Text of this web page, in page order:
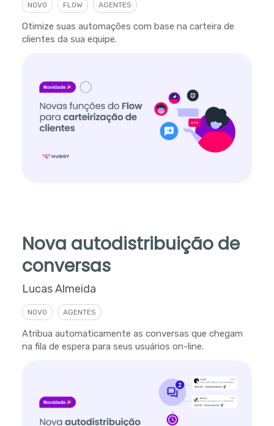
NOVO FLOW AGENTES
Otimize suas automações com base na carteira de
clientes da sua equipe.
Nova autodistribuição de
conversas
Lucas Almeida
NOVO AGENTES
Atribua automaticamente as conversas que chegam
na fila de espera para seus usuários on-line.